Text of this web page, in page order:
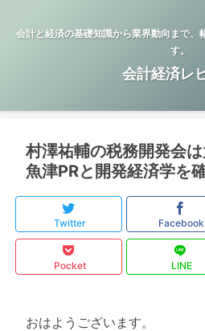
会計と経済の基礎知識から業界動向まで、
す。
会計経済レ
村澤祐輔の税務開発会
魚津PRと開発経済学を
Twitter Facebook
Pocket LINE
おはようございます。